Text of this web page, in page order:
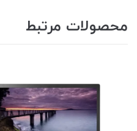
محصولات مرتبط